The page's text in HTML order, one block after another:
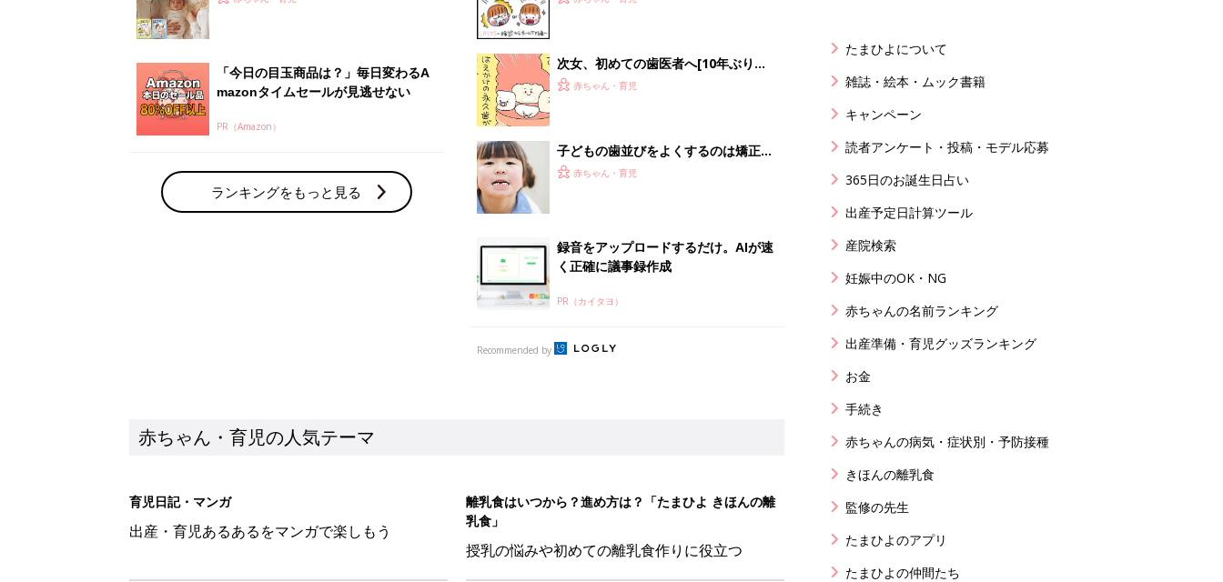
「今日の目玉商品は？」毎日変わるA
mazonタイムセールが見逃せない
PR（Amazon）
ランキングをもっと見る
次女、初めての歯医者へ[10年ぶりに
出産しました#333]
赤ちゃん・育児
子どもの歯並びをよくするのは矯正一
択ではない！乳幼児期から始める、い
赤ちゃん・育児
録音をアップロードするだけ。AIが速
く正確に議事録作成
PR（カイタヨ）
Recommended by
赤ちゃん・育児の人気テーマ
育児日記・マンガ
出産・育児あるあるをマンガで楽しもう
離乳食はいつから？進め方は？「たまひよ きほんの離
乳食」
授乳の悩みや初めての離乳食作りに役立つ
たまひよについて
雑誌・絵本・ムック書籍
キャンペーン
読者アンケート・投稿・モデル応募
365日のお誕生日占い
出産予定日計算ツール
産院検索
妊娠中のOK・NG
赤ちゃんの名前ランキング
出産準備・育児グッズランキング
お金
手続き
赤ちゃんの病気・症状別・予防接種
きほんの離乳食
監修の先生
たまひよのアプリ
たまひよの仲間たち